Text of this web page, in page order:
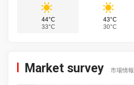
44°C
33°C
43°C
30°C
Market survey 市場情報